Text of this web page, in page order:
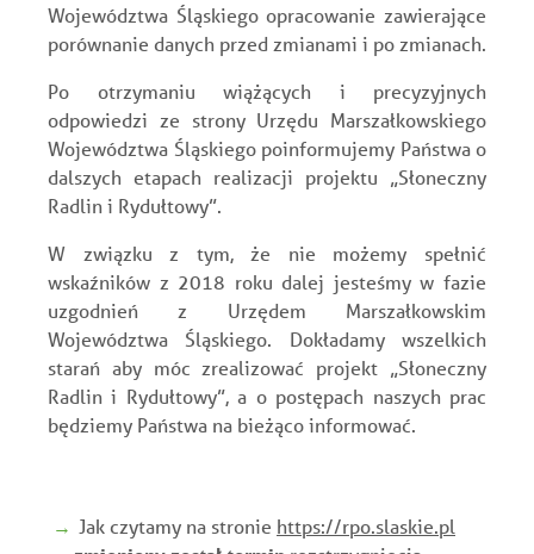
Województwa Śląskiego opracowanie zawierające
porównanie danych przed zmianami i po zmianach.
Po otrzymaniu wiążących i precyzyjnych
odpowiedzi ze strony Urzędu Marszałkowskiego
Województwa Śląskiego poinformujemy Państwa o
dalszych etapach realizacji projektu „Słoneczny
Radlin i Rydułtowy”.
W związku z tym, że nie możemy spełnić
wskaźników z 2018 roku dalej jesteśmy w fazie
uzgodnień z Urzędem Marszałkowskim
Województwa Śląskiego. Dokładamy wszelkich
starań aby móc zrealizować projekt „Słoneczny
Radlin i Rydułtowy”, a o postępach naszych prac
będziemy Państwa na bieżąco informować.
Jak czytamy na stronie https://rpo.slaskie.pl